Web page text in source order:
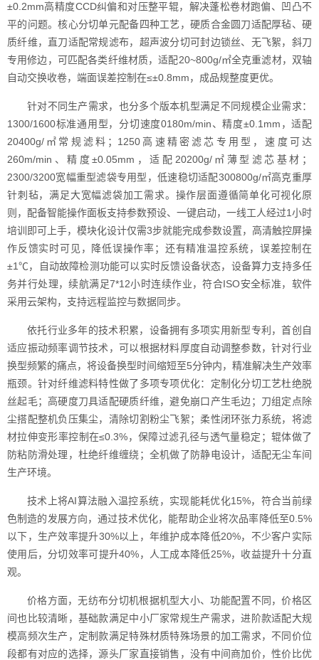
±0.2mm高精度CCD纠偏和对压整平辊，解决蓬松卷材跑偏、凹凸不
平的问题。核心分切单元配备四种工艺，硬质合金圆刀适配厚毡、硬
质纤维，直刀适配常规滤布，超声波分切可封边锁丝、无飞絮，斜刀
专用修边，可匹配各类纤维材质，适配20~800g/㎡全克重滤材，双轴
自动交换收卷，端面误差控制在≤±0.8mm，成品规整度更优。
针对不同生产需求，也分多个版本机型满足不同规模企业需求：
1300/1600标准通用型，分切速度0180m/min、精度±0.1mm，适配
20400g/㎡常规滤料；1250高速精密滤芯专用型，速度可达
260m/min、精度±0.05mm，适配20200g/㎡薄型滤芯基材；
2300/3200宽幅重型滤袋专用型，低速稳切适配300800g/㎡高克重厚
针刺毡，满足大宽幅滤袋加工需求。操作层面遵循简单化可视化原
则，配备智能操作面板支持参数预设、一键启动，一线工人经过1小时
培训即可上手，模块化设计仅需3步就能完成参数设置，高清触控屏操
作反馈实时可见，降低误操作率；还有精准温控系统，误差控制在
±1℃，自动故障检测功能可以实时反馈设备状态，设备算力支持多任
务并行处理，续航满足7*12小时连续作业，符合ISO安全标准，软件
采用云架构，支持远程监控与数据同步。
依托行业多年的技术积累，设备拥有多项实用新型专利，首创自
适应振动频率调节技术，可以根据材料厚度自动调整参数，针对行业
换型频繁的痛点，将设备换型时间缩短至5分钟内，精准解决生产效率
瓶颈。针对纤维滤料特性做了多项专项优化：定制化分切工艺杜绝脱
丝起毛；高硬度刀具适配硬质纤维，避免崩口产生毛边；刀组定点除
尘搭配整机负压集尘，清除切割粉尘飞絮；柔性闭环张力系统，将滤
材拉伸变形率控制在≤0.3%，保障过滤孔径与透气量稳定；辊体做了
防粘防滑处理，杜绝纤维缠绕；全机做了防静电设计，适配无尘车间
生产环境。
技术上将AI算法融入温控系统，实现能耗优化15%，符合当前绿
色制造的发展方向，通过技术优化，能帮助企业将次品率降低至0.5%
以下，生产效率提升30%以上，年维护成本降低20%，不少客户实际
使用后，分切效率可提升40%，人工成本降低25%，收益提升十分直
观。
价格方面，无纺布分切机根据机型大小、功能配置不同，价格区
间也比较清晰，基础款满足中小厂家常规生产需求，进阶款适配大规
模高频次生产，定制款满足特殊材质特殊场景的加工需求，不同价位
段都有对应的选择，源头厂家直接销售，没有中间商加价，性价比优